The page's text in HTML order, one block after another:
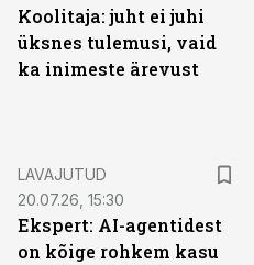
Koolitaja: juht ei juhi
üksnes tulemusi, vaid
ka inimeste ärevust
LAVAJUTUD
20.07.26, 15:30
Ekspert: AI-agentidest
on kõige rohkem kasu